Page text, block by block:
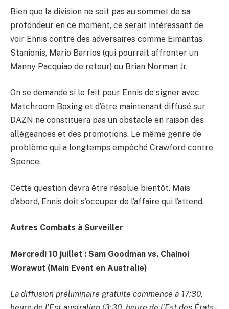
Bien que la division ne soit pas au sommet de sa
profondeur en ce moment, ce serait intéressant de
voir Ennis contre des adversaires comme Eimantas
Stanionis, Mario Barrios (qui pourrait affronter un
Manny Pacquiao de retour) ou Brian Norman Jr.
On se demande si le fait pour Ennis de signer avec
Matchroom Boxing et d’être maintenant diffusé sur
DAZN ne constituera pas un obstacle en raison des
allégeances et des promotions. Le même genre de
problème qui a longtemps empêché Crawford contre
Spence.
Cette question devra être résolue bientôt. Mais
d’abord, Ennis doit s’occuper de l’affaire qui l’attend.
Autres Combats à Surveiller
Mercredi 10 juillet : Sam Goodman vs. Chainoi
Worawut (Main Event en Australie)
La diffusion préliminaire gratuite commence à 17:30,